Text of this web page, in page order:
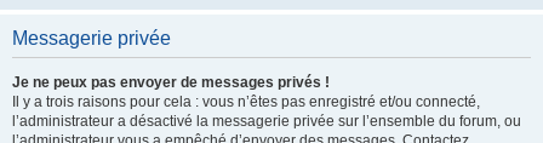
Messagerie privée
Je ne peux pas envoyer de messages privés !
Il y a trois raisons pour cela : vous n’êtes pas enregistré et/ou connecté,
l’administrateur a désactivé la messagerie privée sur l’ensemble du forum, ou